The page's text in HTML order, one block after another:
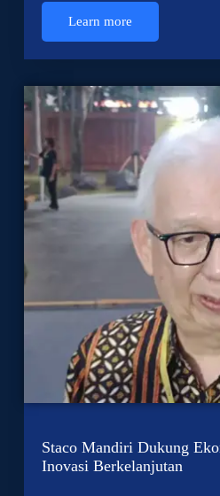
Learn more
Staco Mandiri Dukung
Inovasi Berkelanjutan